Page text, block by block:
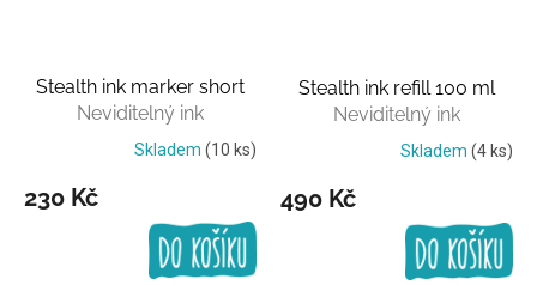
Stealth ink marker short
Neviditelný ink
Skladem (10 ks)
230 Kč
Stealth ink refill 100 ml
Neviditelný ink
Skladem (4 ks)
490 Kč